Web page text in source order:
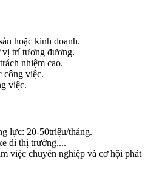
hoặc kinh doanh.
vị trí tương đương.
nhiệm cao.
công việc.
việc.
lực: 20-50triệu/tháng.
đi thị trường,...
việc chuyên nghiệp và cơ hội phát